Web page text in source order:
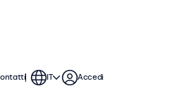
IT Accedi